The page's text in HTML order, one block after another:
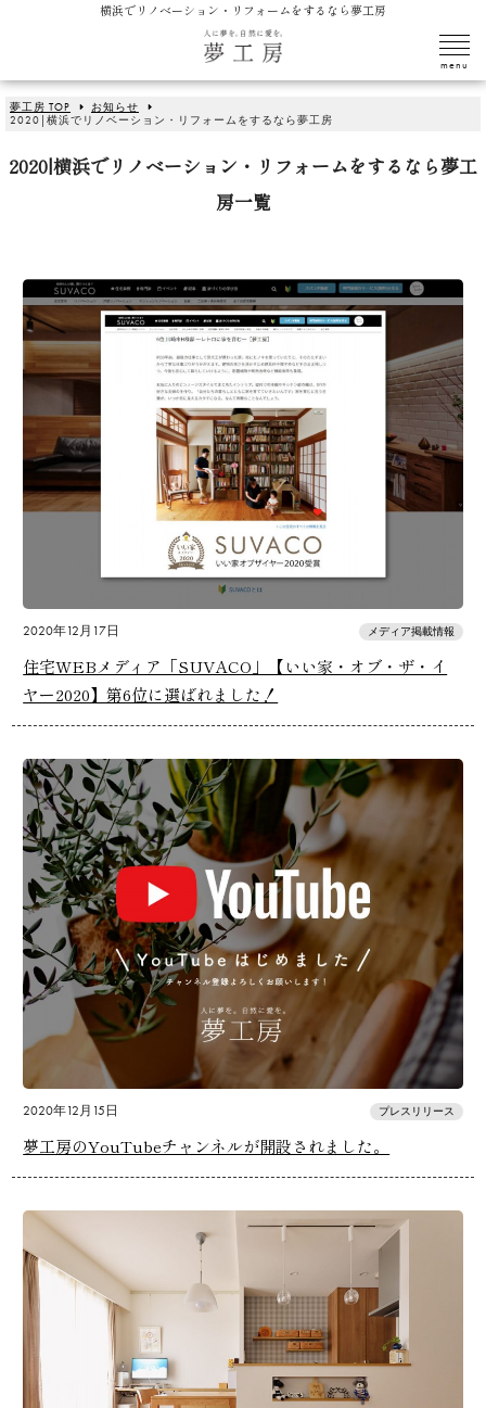
横浜でリノベーション・リフォームをするなら夢工房
夢工房 TOP
お知らせ
2020|横浜でリノベーション・リフォームをするなら夢工房
2020|横浜でリノベーション・リフォームをするなら夢工
房一覧
2020年12月17日 メディア掲載情報
住宅WEBメディア「SUVACO」【いい家・オブ・ザ・イ
ヤー2020】第6位に選ばれました！
2020年12月15日 プレスリリース
夢工房のYouTubeチャンネルが開設されました。